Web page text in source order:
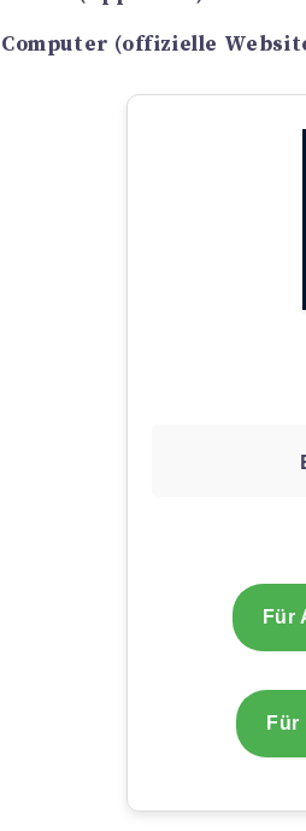
Computer (offizielle
Für